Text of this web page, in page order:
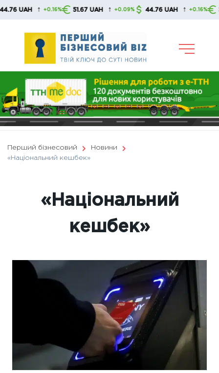
Skip
↑ +0.16% 51.67 UAH ↑ +0.09% 44.76 UAH ↑ +0.16% 51.67 UAH
Перший бізнесовий
Новини
«Національний кешбек»
«Національний
кешбек»